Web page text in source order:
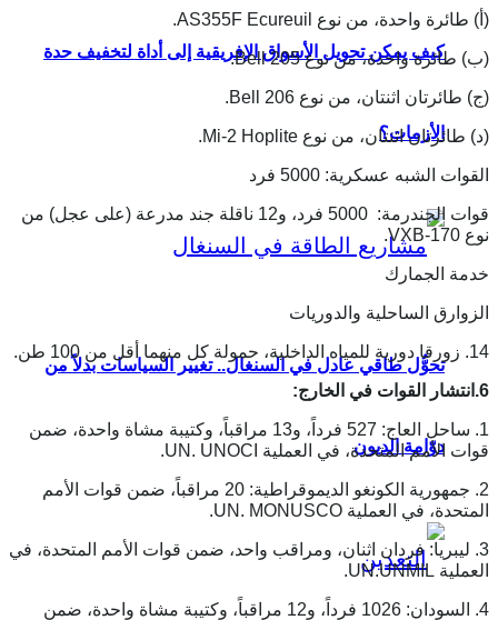
كيف يمكن تحويل الأسواق الإفريقية إلى أداة لتخفيف حدة
الأزمات؟
تحوُّل طاقي عادل في السنغال.. تغيير السياسات بدلاً من
دوّامة الديون
(أ) طائرة واحدة، من نوع AS355F Ecureuil.
(ب) طائرة واحدة، من نوع Bell 205.
(ج) طائرتان اثنتان، من نوع Bell 206.
(د) طائرتان اثنتان، من نوع Mi-2 Hoplite.
القوات الشبه عسكرية: 5000 فرد
قوات الجندرمة: 5000 فرد، و12 ناقلة جند مدرعة (على عجل) من
نوع VXB-170.
خدمة الجمارك
الزوارق الساحلية والدوريات
14. زورقا دورية للمياه الداخلية، حمولة كل منهما أقل من 100 طن.
6.انتشار القوات في الخارج :
1. ساحل العاج: 527 فرداً، و13 مراقباً، وكتيبة مشاة واحدة، ضمن
قوات الأمم المتحدة، في العملية UN. UNOCI.
2. جمهورية الكونغو الديموقراطية: 20 مراقباً، ضمن قوات الأمم
المتحدة، في العملية UN. MONUSCO.
3. ليبريا: فردان اثنان، ومراقب واحد، ضمن قوات الأمم المتحدة، في
العملية UN.UNMIL.
4. السودان: 1026 فرداً، و12 مراقباً، وكتيبة مشاة واحدة، ضمن